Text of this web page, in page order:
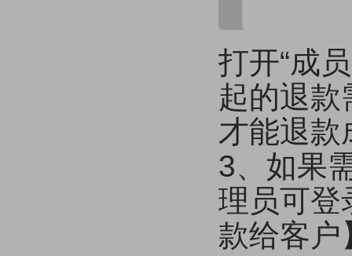
打开“成
起的退款
才能退款
3、如果
理员可登
款给客户